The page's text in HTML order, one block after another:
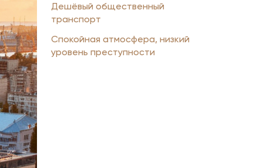
Дешёвый общественный
транспорт
Спокойная атмосфера, низкий
уровень преступности